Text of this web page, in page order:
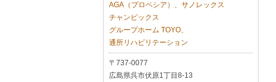
AGA（プロペシア）、サノレックス
チャンピックス
グループホーム TOYO、
通所リハビリテーション
〒737-0077
広島県呉市伏原1丁目8-13